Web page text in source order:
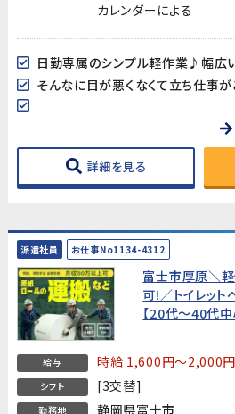
カレンダーによる
詳細を見る
派遣社員 お仕事No1134-4312
富士市厚原＼
可!／トイレッ
【20代～40代中
給与 時給 1,600円～2,000円
シフト [3交替]
勤務地 静岡県富士市